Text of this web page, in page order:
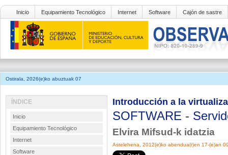
Inicio Equipamiento Tecnológico Internet Software Cajón de sastre
Ostirala, 2026(e)ko abuztuak 07
Introducción a la
SOFTWARE -
Elvira Mifsud-k idatzia
Astelehena, 2012(e)ko abendua(r)en 17-(e)an
ÍNDICE
Inicio
Equipamiento Tecnológico
Internet
Software